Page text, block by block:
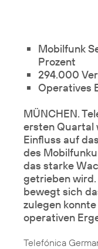
Mobilfunk
Prozent
294.000
Operatives
MÜNCHEN.
ersten Quartal
Einfluss auf
des
das starke
getrieben wird.
bewegt sich
zulegen
operativen
Telefónica